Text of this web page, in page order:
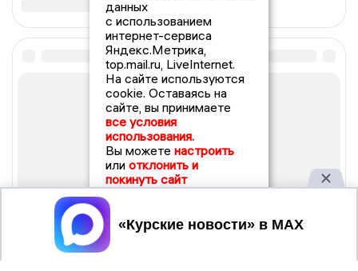
данных
с использованием
интернет-сервиса
Яндекс.Метрика,
top.mail.ru, LiveInternet.
На сайте используются
cookie. Оставаясь на
сайте, вы принимаете
все условия
использования.
Вы можете настроить
или отклонить и
покинуть сайт
Принять